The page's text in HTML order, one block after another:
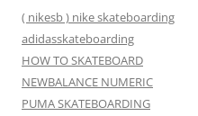
( nikesb ) nike skateboarding
adidasskateboarding
HOW TO SKATEBOARD
NEWBALANCE NUMERIC
PUMA SKATEBOARDING